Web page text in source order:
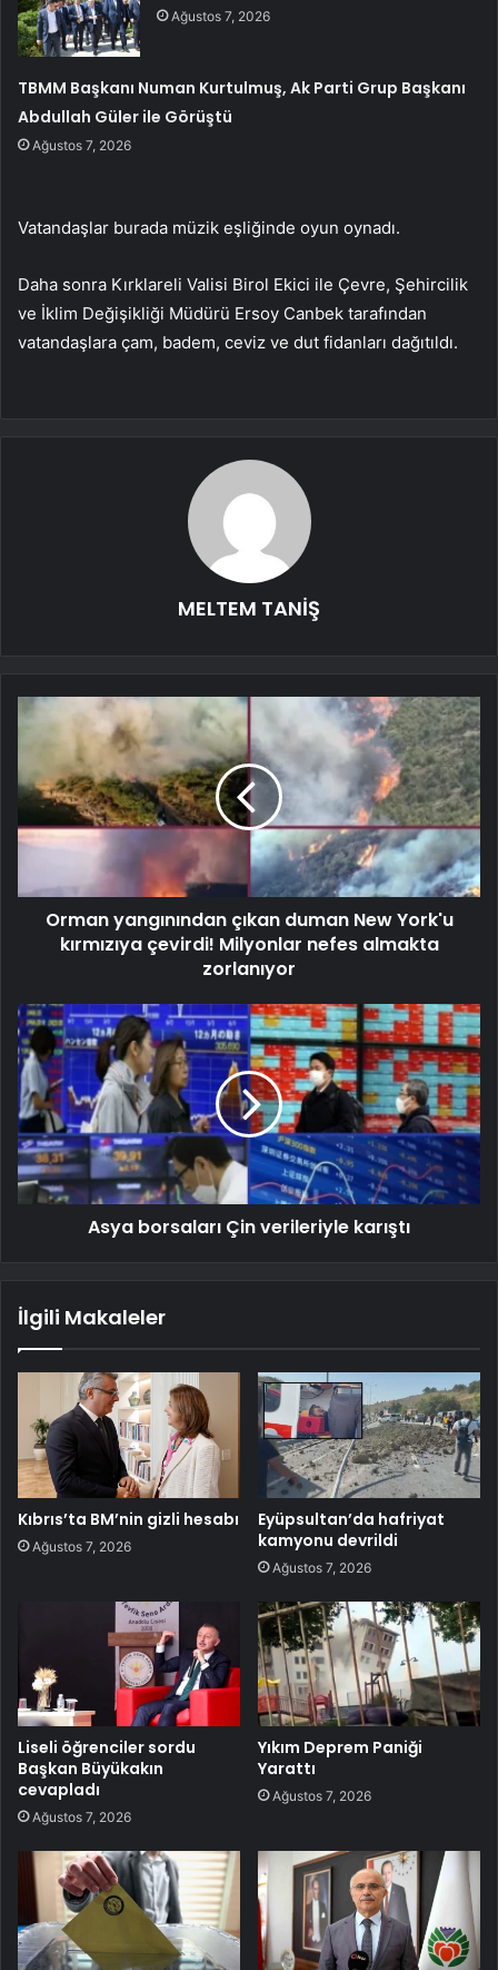
Ağustos 7, 2026
TBMM Başkanı Numan Kurtulmuş, Ak Parti Grup Başkanı
Abdullah Güler ile Görüştü
Ağustos 7, 2026
Vatandaşlar burada müzik eşliğinde oyun oynadı.
Daha sonra Kırklareli Valisi Birol Ekici ile Çevre, Şehircilik
ve İklim Değişikliği Müdürü Ersoy Canbek tarafından
vatandaşlara çam, badem, ceviz ve dut fidanları dağıtıldı.
MELTEM TANİŞ
Orman yangınından çıkan duman New York'u
kırmızıya çevirdi! Milyonlar nefes almakta
zorlanıyor
Asya borsaları Çin verileriyle karıştı
İlgili Makaleler
Kıbrıs’ta BM’nin gizli hesabı
Ağustos 7, 2026
Eyüpsultan’da hafriyat
kamyonu devrildi
Ağustos 7, 2026
Liseli öğrenciler sordu
Başkan Büyükakın
cevapladı
Ağustos 7, 2026
Yıkım Deprem Paniği
Yarattı
Ağustos 7, 2026